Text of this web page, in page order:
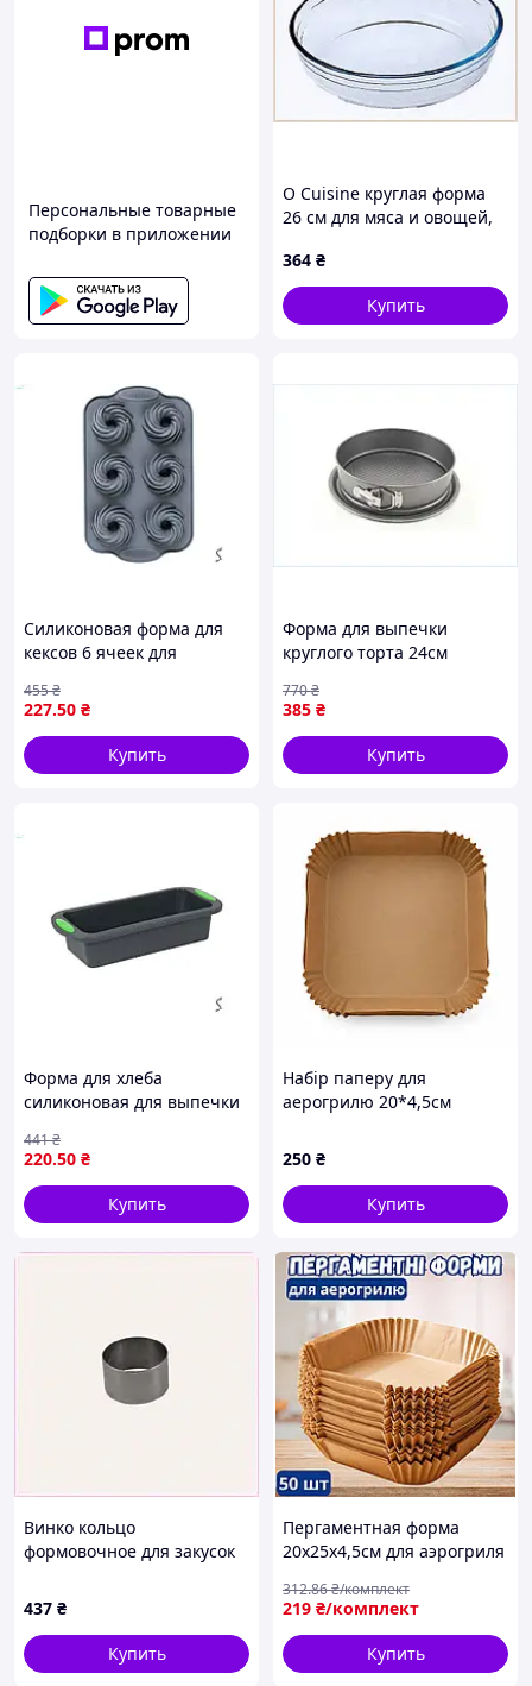
Персональные товарные
подборки в приложении
O Cuisine круглая форма
26 см для мяса и овощей,
364 ₴
Купить
Силиконовая форма для
кексов 6 ячеек для
28,5х17,5х3см ТМ STENSON
227.50 ₴
455₴
Купить
Форма для выпечки
круглого торта 24см
для домашней выпечки A-
PLUS
385 ₴
770₴
Купить
Форма для хлеба
силиконовая для выпечки
28х12,5х6 см ТМ STENSON
220.50 ₴
441₴
Купить
Набір паперу для
аерогрилю 20*4,5см
250 ₴
Купить
Винко кольцо
формовочное для закусок
437 ₴
Купить
Пергаментная форма
20х25х4,5см для аэрогриля
одноразовая набор 50 шт
антипригарная WILL
219 ₴/комплект
312.86₴/комплект
Купить